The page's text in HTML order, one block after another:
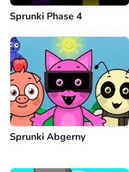
Sprunki Phase 4
Sprunki Abgerny